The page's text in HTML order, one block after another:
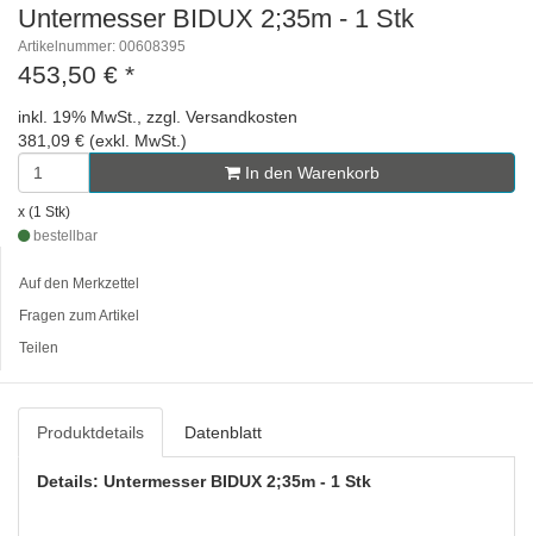
Untermesser BIDUX 2;35m - 1 Stk
Artikelnummer: 00608395
453,50 € *
inkl. 19% MwSt., zzgl. Versandkosten
381,09 € (exkl. MwSt.)
In den Warenkorb
x (1 Stk)
bestellbar
Auf den Merkzettel
Fragen zum Artikel
Teilen
Produktdetails Datenblatt
Details: Untermesser BIDUX 2;35m - 1 Stk